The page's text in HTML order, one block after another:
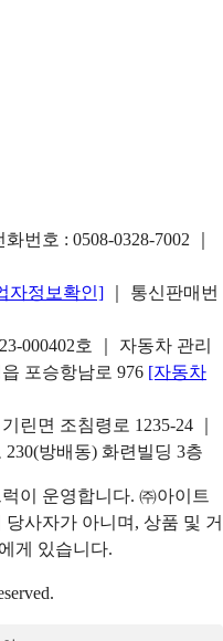
화번호 : 0508-0328-7002
자정보확인]
｜ 통신판매번
000402호 ｜ 자동차 관리
포승항남로 976 [자동차
린면 조침령로 1235-24 ｜
방배동) 화련빌딩 3층
이 운영합니다. ㈜아이트
사자가 아니며, 상품 및 거
게 있습니다.